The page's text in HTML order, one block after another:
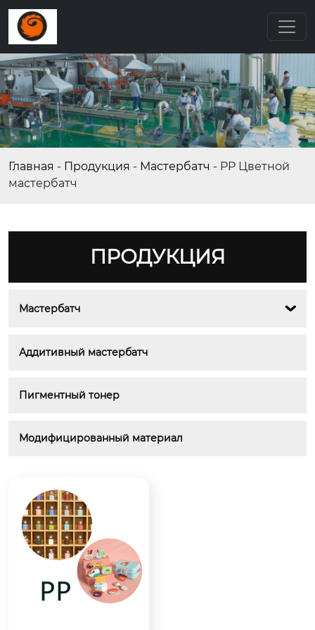
Главная - Продукция - Мастербатч - PP Цветной
мастербатч
ПРОДУКЦИЯ
Мастербатч 
Аддитивный мастербатч
Пигментный тонер
Модифицированный материал